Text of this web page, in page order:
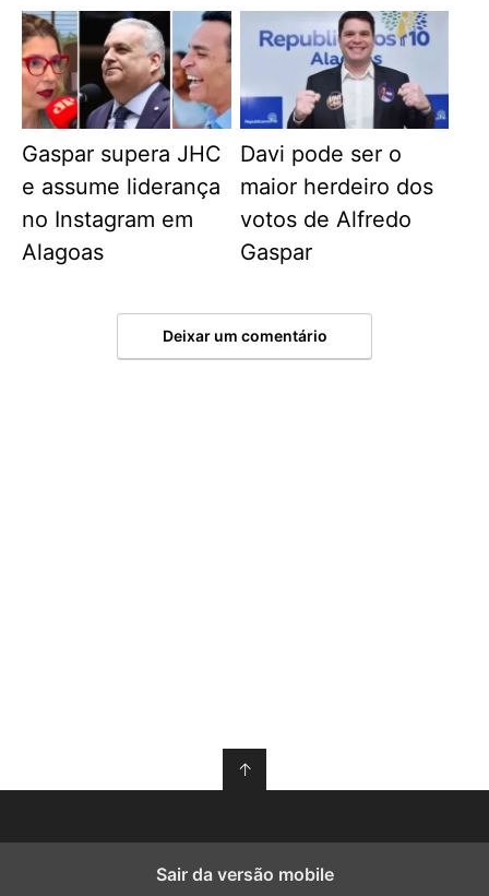
Gaspar supera JHC
e assume liderança
no Instagram em
Alagoas
Davi pode ser o
maior herdeiro dos
votos de Alfredo
Gaspar
Deixar um comentário
↑
Sair da versão mobile